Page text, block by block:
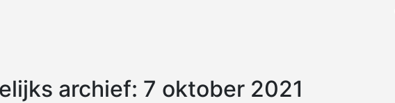
archief: 7 oktober 2021